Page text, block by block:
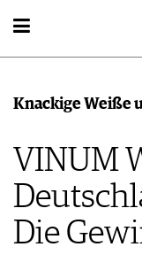
WEIN
GUIDE
WINZER
WEINE DES
UNIQUE WINERIES
CLUB LES
WEINWISSEN
WEINLEXIKON
WEINLAGERUNG
TIPPS & TRICKS
EVENTKALENDER
AWARDS
EVENT-BILDER
FOOD PAIRING
FOOD PAIRING
KULINARIK
REPORTAGEN
Knackige Weiße
VINUM
Die